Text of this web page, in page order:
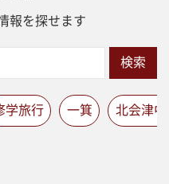
報を探せます
検索
学旅行 一箕 北会津中